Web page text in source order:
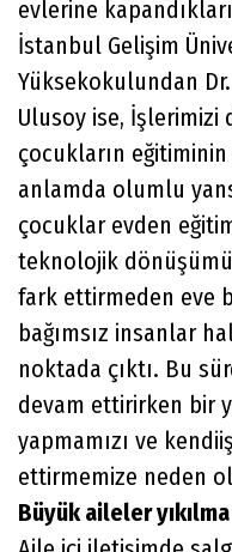
evlerine
İstanbul Gelişim
Yüksekokulundan
Ulusoy ise, İşlerimizi
çocukların
anlamda olumlu
çocuklar evden
teknolojik
fark ettirmeden eve
bağımsız insanlar
noktada çıktı. Bu
devam ettirirken bir
yapmamızı ve
ettirmemize neden
Büyük aileler yıkılma